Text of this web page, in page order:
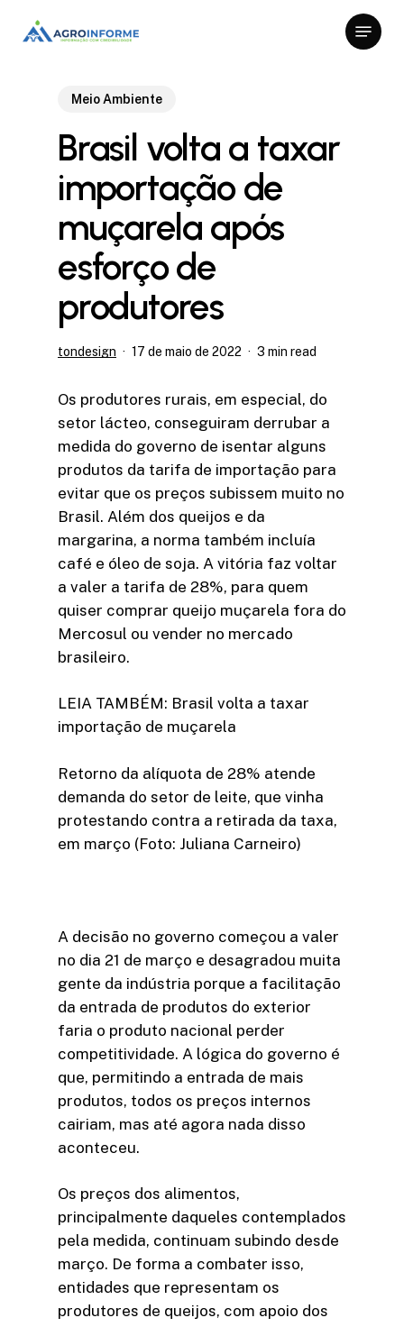
Menu
Meio Ambiente
Brasil volta a taxar
importação de
muçarela após
esforço de
produtores
tondesign 17 de maio de 2022 3 min read
Os produtores rurais, em especial, do
setor lácteo, conseguiram derrubar a
medida do governo de isentar alguns
produtos da tarifa de importação para
evitar que os preços subissem muito no
Brasil. Além dos queijos e da
margarina, a norma também incluía
café e óleo de soja. A vitória faz voltar
a valer a tarifa de 28%, para quem
quiser comprar queijo muçarela fora do
Mercosul ou vender no mercado
brasileiro.
LEIA TAMBÉM: Brasil volta a taxar
importação de muçarela
Retorno da alíquota de 28% atende
demanda do setor de leite, que vinha
protestando contra a retirada da taxa,
em março (Foto: Juliana Carneiro)
A decisão no governo começou a valer
no dia 21 de março e desagradou muita
gente da indústria porque a facilitação
da entrada de produtos do exterior
faria o produto nacional perder
competitividade. A lógica do governo é
que, permitindo a entrada de mais
produtos, todos os preços internos
cairiam, mas até agora nada disso
aconteceu.
Os preços dos alimentos,
principalmente daqueles contemplados
pela medida, continuam subindo desde
março. De forma a combater isso,
entidades que representam os
produtores de queijos, com apoio dos